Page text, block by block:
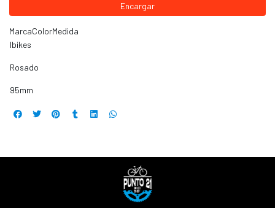
Encargar
MarcaColorMedida
Ibikes
Rosado
95mm